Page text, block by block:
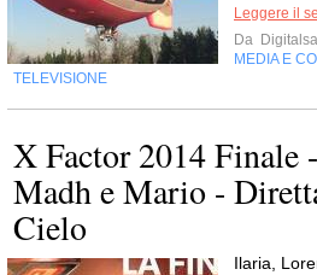
Leggere il
Da
MEDIA E
TELEVISIONE
X Factor 2014 Finale
Madh e Mario -
Cielo
Ilaria,